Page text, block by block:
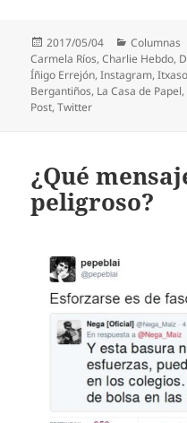
Publicado
el
2017/05/04 Categorías
Columnas
Carmela Ríos,Charlie Hebdo,
Íñigo Errejón,Instagram,
Bergantiños, La Casa de Papel,
Post,Twitter
¿Qué
peligroso?